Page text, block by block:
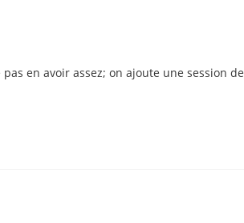
en avoir assez; on ajoute une session de